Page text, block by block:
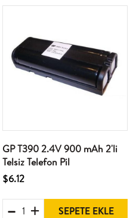
GP T390 2.4V 900 mAh 2'li
Telsiz Telefon Pil
$6.12
SEPETE EKLE